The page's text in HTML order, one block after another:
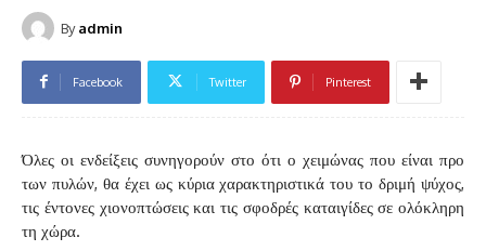
By admin
Facebook Twitter Pinterest
Όλες οι ενδείξεις συνηγορούν στο ότι ο χειμώνας που είναι προ
των πυλών, θα έχει ως κύρια χαρακτηριστικά του το δριμή ψύχος,
τις έντονες χιονοπτώσεις και τις σφοδρές καταιγίδες σε ολόκληρη
τη χώρα.